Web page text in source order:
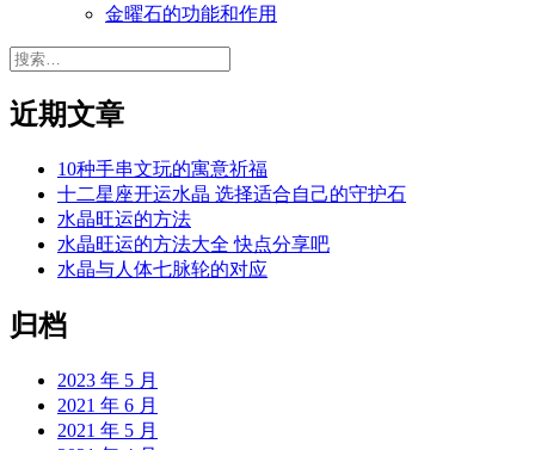
金曜石的功能和作用
搜
近期文章
10种手串文玩的寓意祈福
十二星座开运水晶 选择适合自己的守护石
水晶旺运的方法
水晶旺运的方法大全 快点分享吧
水晶与人体七脉轮的对应
归档
2023 年 5 月
2021 年 6 月
2021 年 5 月